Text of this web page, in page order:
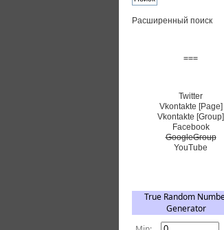
Расширенный поиск
===
Twitter
Vkontakte [Page]
Vkontakte [Group]
Facebook
GoogleGroup
YouTube